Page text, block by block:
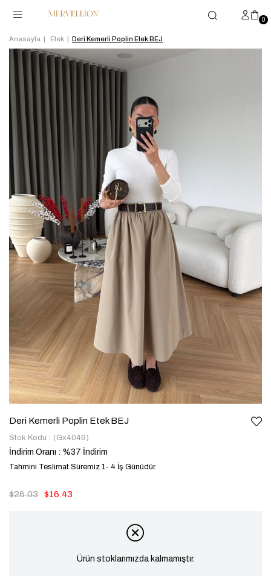
0
Anasayfa Etek Deri Kemerli Poplin Etek BEJ
Deri Kemerli Poplin Etek BEJ
Stok Kodu (Gx4049)
İndirim Oranı : %37 İndirim
Tahmini Teslimat Süremiz 1- 4 İş Günüdür.
$26.03 $16.43
Ürün stoklarımızda kalmamıştır.